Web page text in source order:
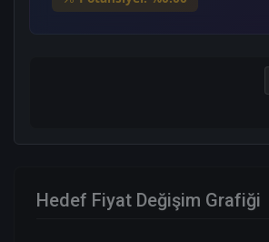
Hedef Fiyat Değişim Grafiği